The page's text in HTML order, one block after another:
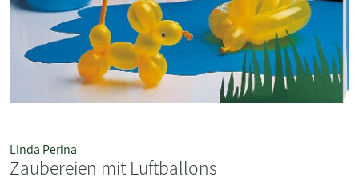
Linda Perina
Zaubereien mit Luftballons